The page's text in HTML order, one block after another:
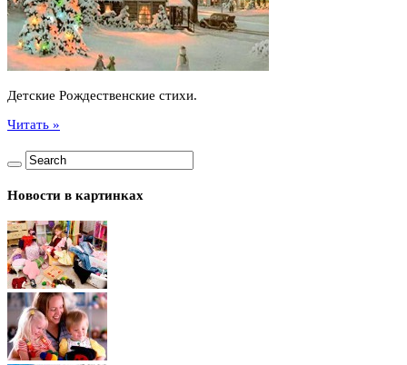
Детские Рождественские стихи.
Читать »
Новости в картинках